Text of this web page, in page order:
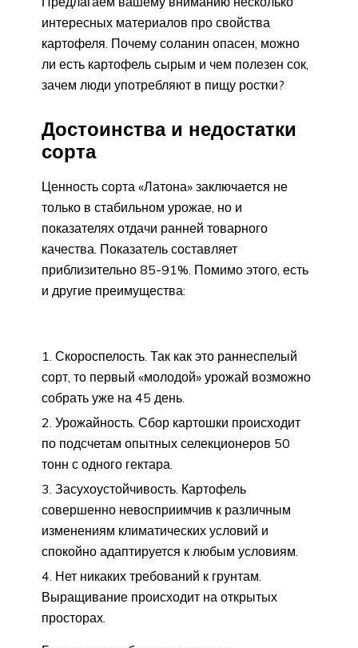
интересных материалов про свойства
картофеля. Почему соланин опасен, можно
ли есть картофель сырым и чем полезен сок,
зачем люди употребляют в пищу ростки?
Достоинства и недостатки
сорта
Ценность сорта «Латона» заключается не
только в стабильном урожае, но и
показателях отдачи ранней товарного
качества. Показатель составляет
приблизительно 85-91%. Помимо этого, есть
и другие преимущества:
Скороспелость. Так как это раннеспелый
сорт, то первый «молодой» урожай возможно
собрать уже на 45 день.
Урожайность. Сбор картошки происходит
по подсчетам опытных селекционеров 50
тонн с одного гектара.
Засухоустойчивость. Картофель
совершенно невосприимчив к различным
изменениям климатических условий и
спокойно адаптируется к любым условиям.
Нет никаких требований к грунтам.
Выращивание происходит на открытых
просторах.